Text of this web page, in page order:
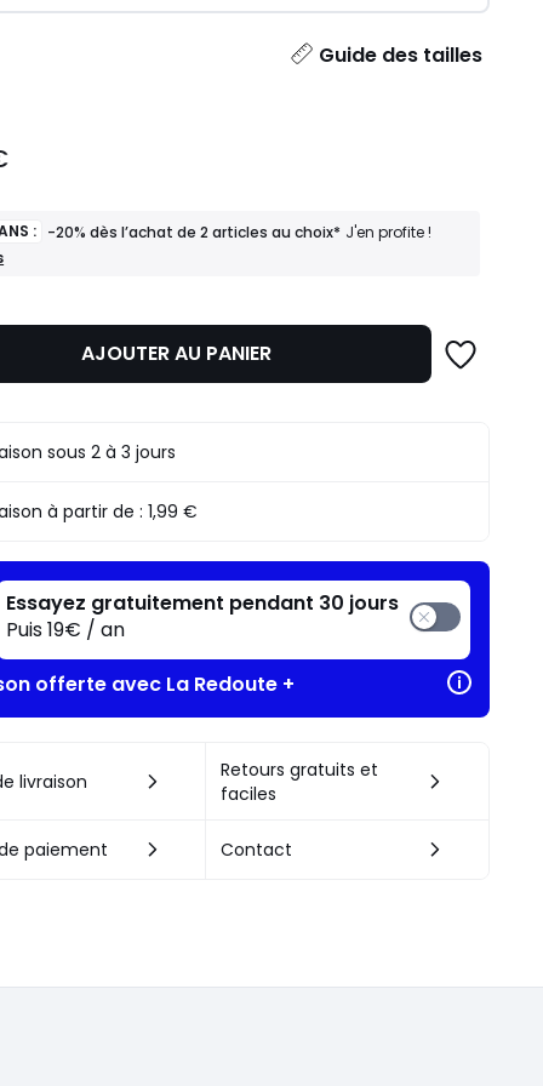
Guide des tailles
: -20% dès l’achat de 2 articles au choix* J'en profite !
AJOUTER AU PANIER
sous 2 à 3 jours
à partir de :1,99 €
Essayez gratuitement pendant 30 jours
Puis 19€ / an
offerte avec La Redoute +
livraison
Retours gratuits et
faciles
paiement Contact